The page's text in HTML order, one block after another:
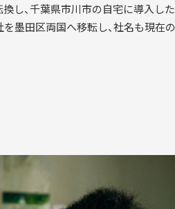
し、千葉県市川市の自宅に導入した
墨田区両国へ移転し、社名も現在の